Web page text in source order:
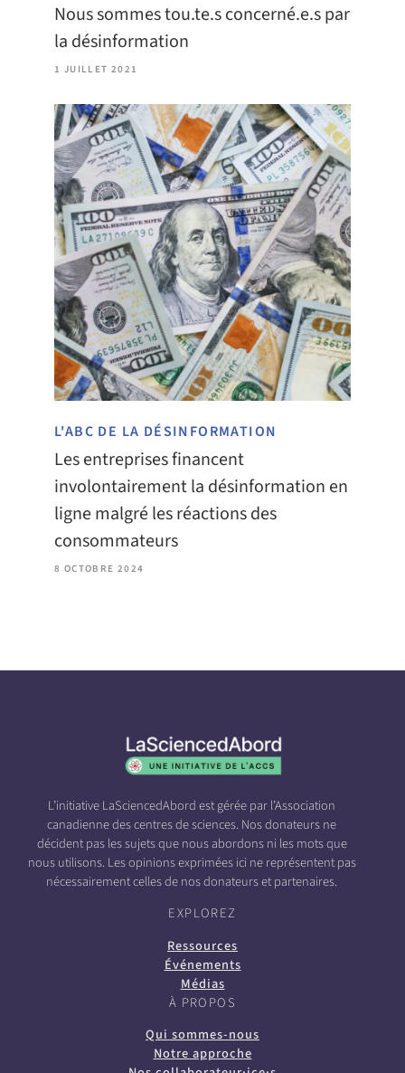
Nous sommes tou.te.s concerné.e.s par
la désinformation
1 JUILLET 2021
L'ABC DE LA DÉSINFORMATION
Les entreprises financent
involontairement la désinformation en
ligne malgré les réactions des
consommateurs
8 OCTOBRE 2024
L’initiative LaSciencedAbord est gérée par l’Association
canadienne des centres de sciences. Nos donateurs ne
décident pas les sujets que nous abordons ni les mots que
nous utilisons. Les opinions exprimées ici ne représentent pas
nécessairement celles de nos donateurs et partenaires.
EXPLOREZ
Ressources
Événements
Médias
À PROPOS
Qui sommes-nous
Notre approche